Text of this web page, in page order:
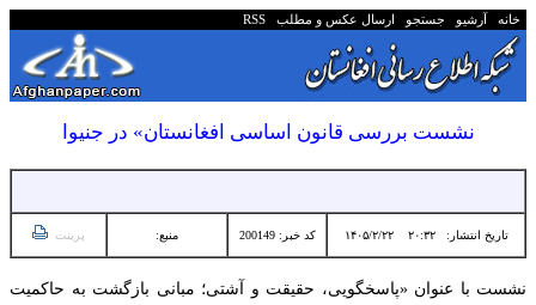
خانه آرشیو جستجو ارسال عکس و مطلب RSS
نشست بررسی قانون اساسی افغانستان» در جنیوا
تاریخ انتشار:۲۰:۳۲ ۱۴۰۵/۲/۲۲ کد خبر: 200149 منبع: پرینت
نشست با عنوان «پاسخگویی، حقیقت و آشتی؛ مبانی بازگشت به حاکمیت